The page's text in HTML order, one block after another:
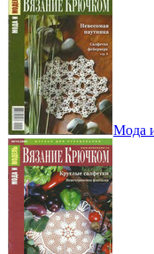
Мода